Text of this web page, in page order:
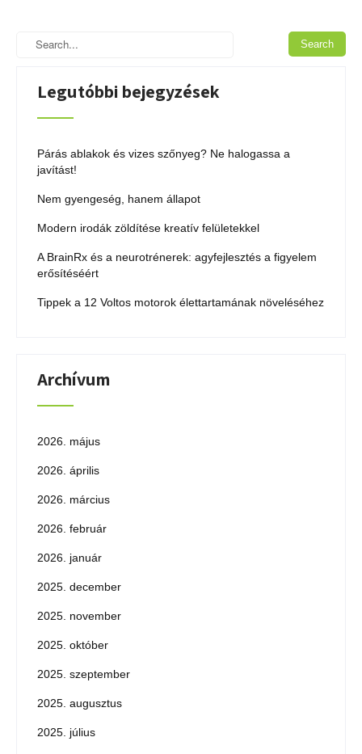
Legutóbbi bejegyzések
Párás ablakok és vizes szőnyeg? Ne halogassa a
javítást!
Nem gyengeség, hanem állapot
Modern irodák zöldítése kreatív felületekkel
A BrainRx és a neurotrénerek: agyfejlesztés a figyelem
erősítéséért
Tippek a 12 Voltos motorok élettartamának növeléséhez
Archívum
2026. május
2026. április
2026. március
2026. február
2026. január
2025. december
2025. november
2025. október
2025. szeptember
2025. augusztus
2025. július